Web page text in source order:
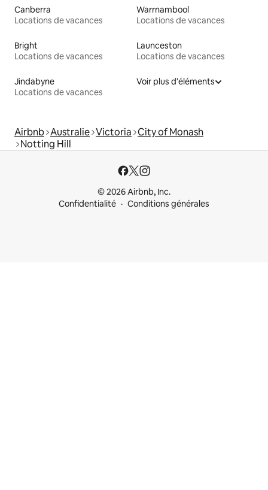
Canberra
Locations de vacances
Warrnambool
Locations de vacances
Bright
Locations de vacances
Launceston
Locations de vacances
Jindabyne
Locations de vacances
Voir plus d'éléments
Airbnb Australie Victoria City of Monash
Notting Hill
© 2026 Airbnb, Inc.
Confidentialité
Conditions générales